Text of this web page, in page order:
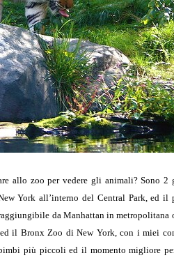
allo zoo per vedere gli animali?Sono 2
York all’interno del Central Park, ed
da Manhattan in metropolitana
il Bronx Zoo di New York, con i miei
più piccoli ed il momento migliore